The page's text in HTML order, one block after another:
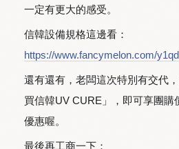
一定有更大的感受。
信韓設備規格這邊看：
https://www.fancymelon.com/
還有還有，老闆這次特別有交代
買信韓UV CURE」，即可享團購
優惠喔。
最後再工商一下：